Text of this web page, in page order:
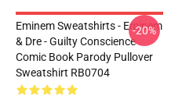
Eminem Sweatshirts - Eminem
& Dre - Guilty Conscience
Comic Book Parody Pullover
Sweatshirt RB0704
-20%